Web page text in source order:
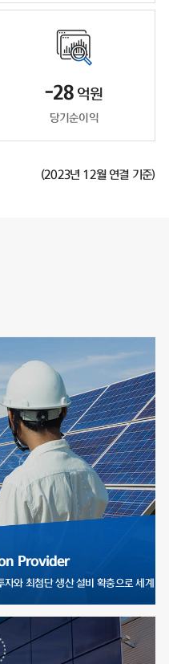
-28 억원
당기순이익
(2023년 12월 연결 기준)
Provider
자와 최첨단 생산 설비 확충으로